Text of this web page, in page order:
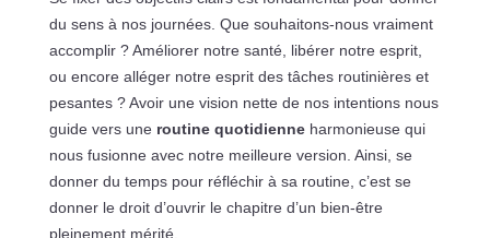
du sens à nos journées. Que souhaitons-nous vraiment
accomplir ? Améliorer notre santé, libérer notre esprit,
ou encore alléger notre esprit des tâches routinières et
pesantes ? Avoir une vision nette de nos intentions nous
guide vers une routine quotidienneharmonieuse qui
nous fusionne avec notre meilleure version. Ainsi, se
donner du temps pour réfléchir à sa routine, c’est se
donner le droit d’ouvrir le chapitre d’un bien-être
pleinement mérité.